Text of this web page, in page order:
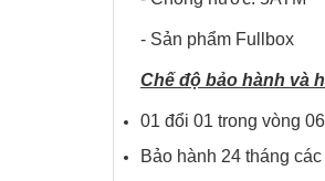
- Sản phẩm Fullbox
Chế độ bảo hành và
01 đổi 01 trong vòng
Bảo hành 24 tháng